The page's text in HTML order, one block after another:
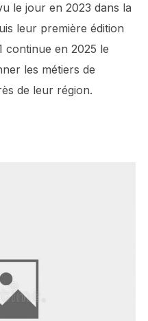
le jour en 2023 dans la
leur première édition
continue en 2025 le
les métiers de
de leur région.